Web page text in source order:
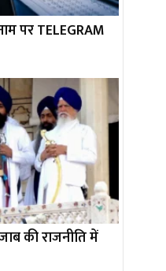
पर TELEGRAM
की राजनीति में